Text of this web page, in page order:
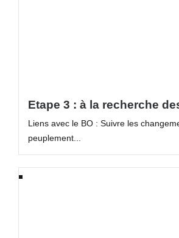
Etape 3 : à la recherche
Liens avec le BO : Suivre les
peuplement...